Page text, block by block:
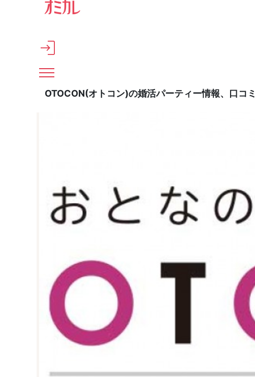
メインコンテンツへスキップ
OTOCON(オトコン)の婚活パーティー情報、口コ